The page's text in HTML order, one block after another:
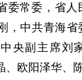
委常委，省人
，中共青海省
央副主席刘
、欧阳泽华、